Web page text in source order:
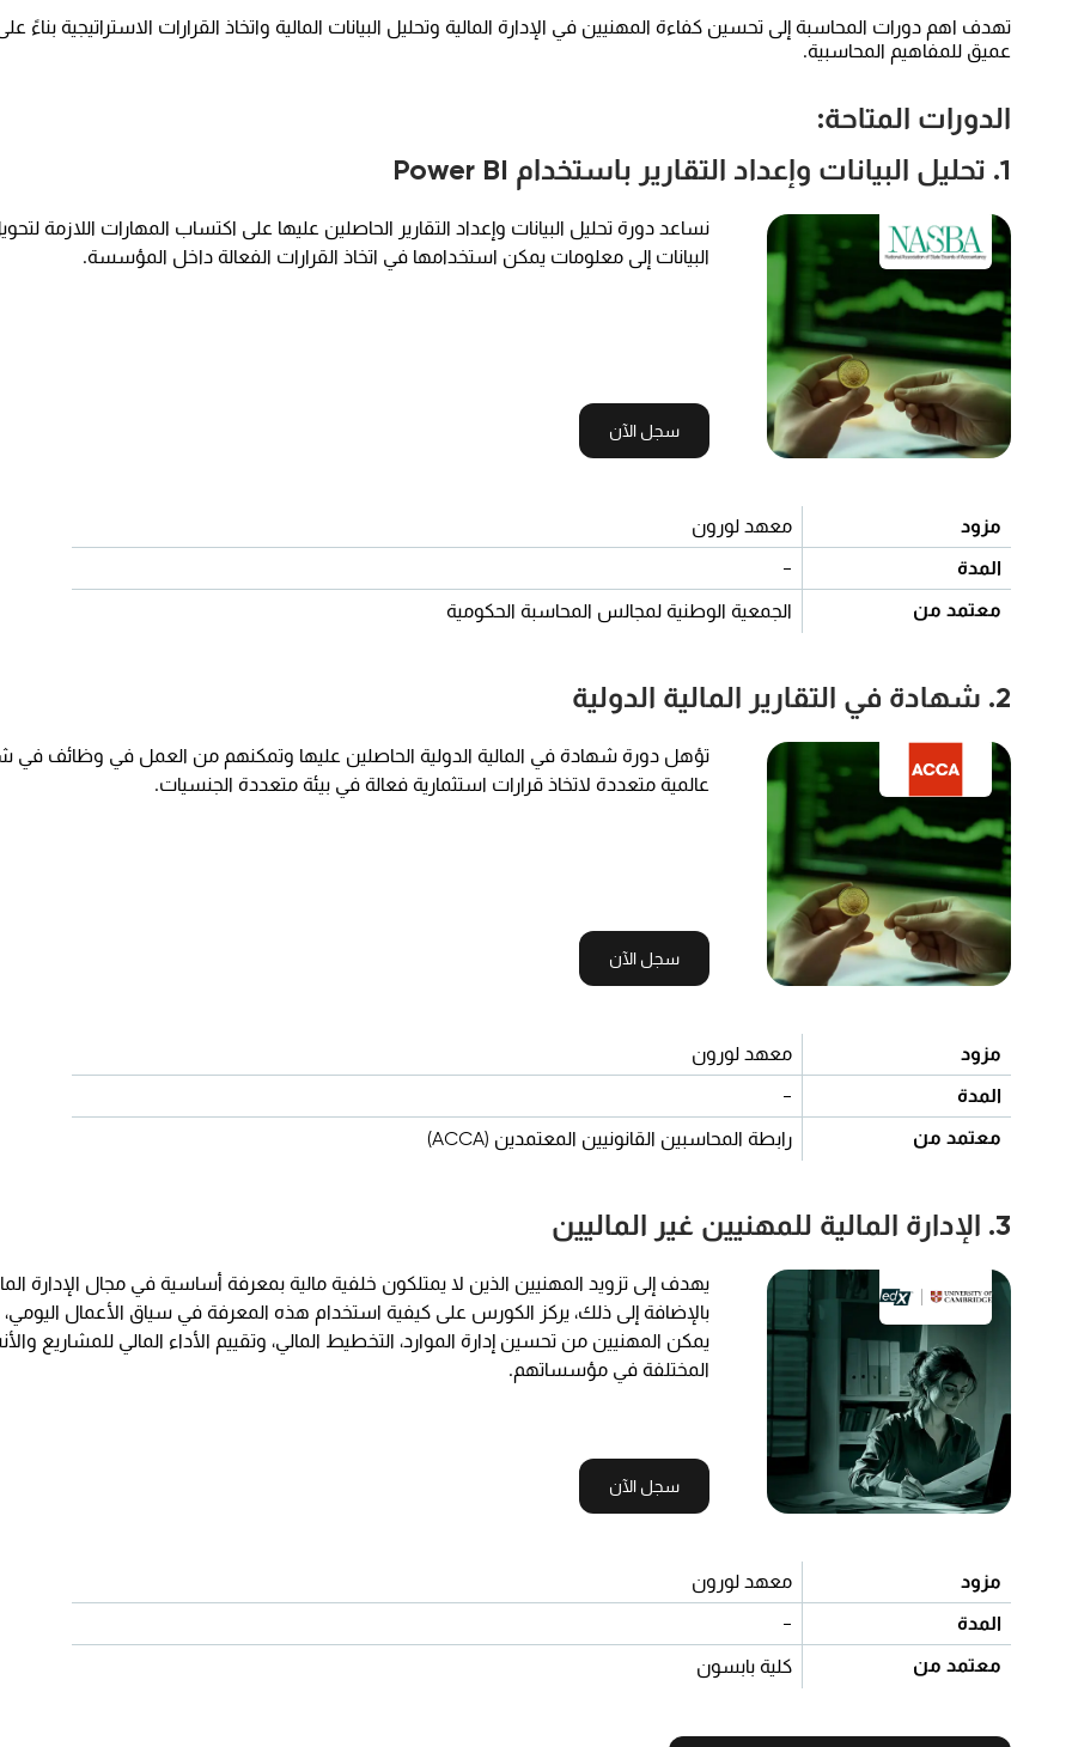
تهدف اهم دورات المحاسبة إلى تحسين كفاءة المهنيين في الإدارة المالية وتحليل البيانات المالية واتخاذ القرارات الاستراتيجية بناءً
عميق للمفاهيم المحاسبية.
الدورات المتاحة:
1. تحليل البيانات وإعداد التقارير باستخدام Power BI
نساعد دورة تحليل البيانات وإعداد التقارير الحاصلين عليها على اكتساب المهارات اللازمة
البيانات إلى معلومات يمكن استخدامها في اتخاذ القرارات الفعالة داخل المؤسسة.
سجل الآن
مزود
معهد لورون
المدة
-
معتمد من
الجمعية الوطنية لمجالس المحاسبة الحكومية
2. شهادة في التقارير المالية الدولية
تؤهل دورة شهادة في المالية الدولية الحاصلين عليها وتمكنهم من العمل في وظائف في
عالمية متعددة لاتخاذ قرارات استثمارية فعالة في بيئة متعددة الجنسيات.
سجل الآن
مزود
معهد لورون
المدة
-
معتمد من
رابطة المحاسبين القانونيين المعتمدين (ACCA)
3. الإدارة المالية للمهنيين غير الماليين
يهدف إلى تزويد المهنيين الذين لا يمتلكون خلفية مالية بمعرفة أساسية في مجال الإدارة
بالإضافة إلى ذلك، يركز الكورس على كيفية استخدام هذه المعرفة في سياق الأعمال اليومي،
يمكن المهنيين من تحسين إدارة الموارد، التخطيط المالي، وتقييم الأداء المالي للمشاريع
المختلفة في مؤسساتهم.
سجل الآن
مزود
معهد لورون
المدة
-
معتمد من
كلية بابسون